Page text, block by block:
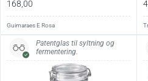
168,00
Guimaraes E Rosa
Patentglas til syltning og
fermentering.